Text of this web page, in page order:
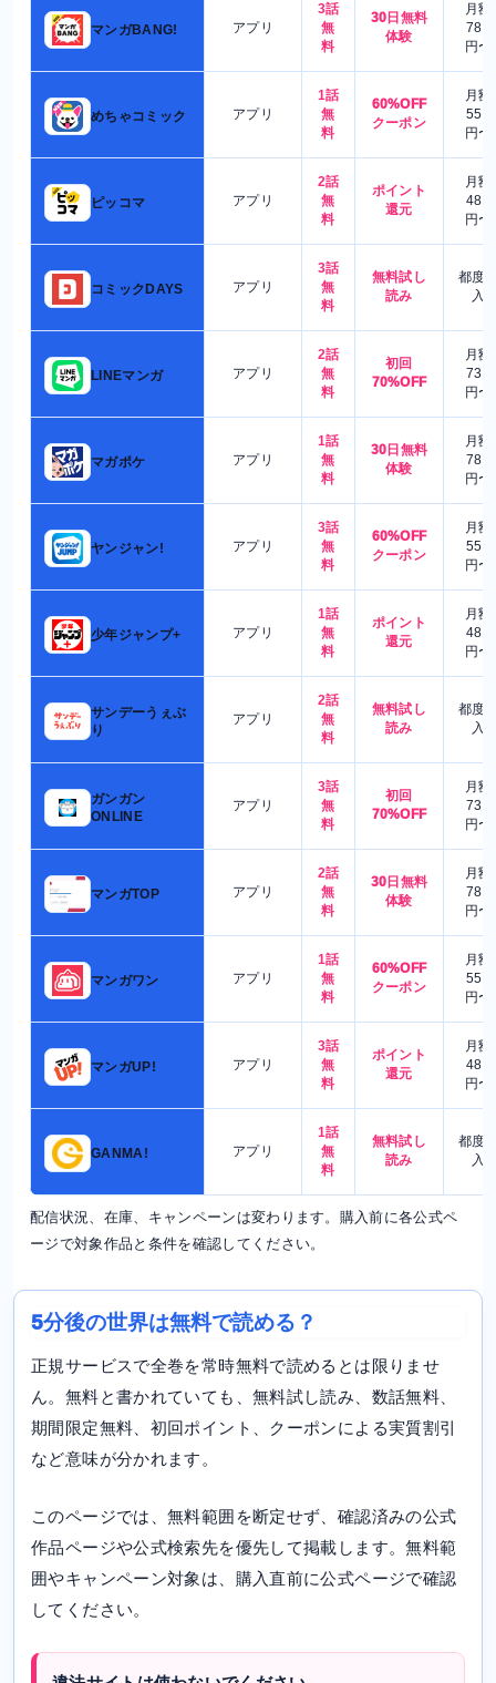
マンガBANG! アプリ
3話
無
料
30日無料
体験
月額
780
円〜
めちゃコミック アプリ
1話
無
料
60%OFF
クーポン
月額
550
円〜
ピッコマ アプリ
2話
無
料
ポイント
還元
月額
480
円〜
コミックDAYS アプリ
3話
無
料
無料試し
読み
都度
入
LINEマンガ アプリ
2話
無
料
初回
70%OFF
月額
730
円〜
マガポケ アプリ
1話
無
料
30日無料
体験
月額
780
円〜
ヤンジャン! アプリ
3話
無
料
60%OFF
クーポン
月額
550
円〜
少年ジャンプ+ アプリ
1話
無
料
ポイント
還元
月額
480
円〜
サンデーうぇぶ
り
アプリ
2話
無
料
無料試し
読み
都度
入
ガンガン
ONLINE
アプリ
3話
無
料
初回
70%OFF
月額
730
円〜
マンガTOP アプリ
2話
無
料
30日無料
体験
月額
780
円〜
マンガワン アプリ
1話
無
料
60%OFF
クーポン
月額
550
円〜
マンガUP! アプリ
3話
無
料
ポイント
還元
月額
480
円〜
GANMA! アプリ
1話
無
料
無料試し
読み
都度
入
配信状況、在庫、キャンペーンは変わります。購入前に各公式ペ
ージで対象作品と条件を確認してください。
5分後の世界は無料で読める？
正規サービスで全巻を常時無料で読めるとは限りませ
ん。無料と書かれていても、無料試し読み、数話無料、
期間限定無料、初回ポイント、クーポンによる実質割引
など意味が分かれます。
このページでは、無料範囲を断定せず、確認済みの公式
作品ページや公式検索先を優先して掲載します。無料範
囲やキャンペーン対象は、購入直前に公式ページで確認
してください。